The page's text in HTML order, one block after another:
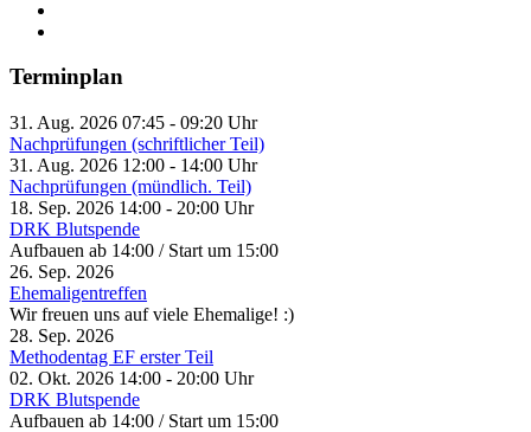
Terminplan
31. Aug. 2026 07:45 - 09:20 Uhr
Nachprüfungen (schriftlicher Teil)
31. Aug. 2026 12:00 - 14:00 Uhr
Nachprüfungen (mündlich. Teil)
18. Sep. 2026 14:00 - 20:00 Uhr
DRK Blutspende
Aufbauen ab 14:00 / Start um 15:00
26. Sep. 2026
Ehemaligentreffen
Wir freuen uns auf viele Ehemalige! :)
28. Sep. 2026
Methodentag EF erster Teil
02. Okt. 2026 14:00 - 20:00 Uhr
DRK Blutspende
Aufbauen ab 14:00 / Start um 15:00